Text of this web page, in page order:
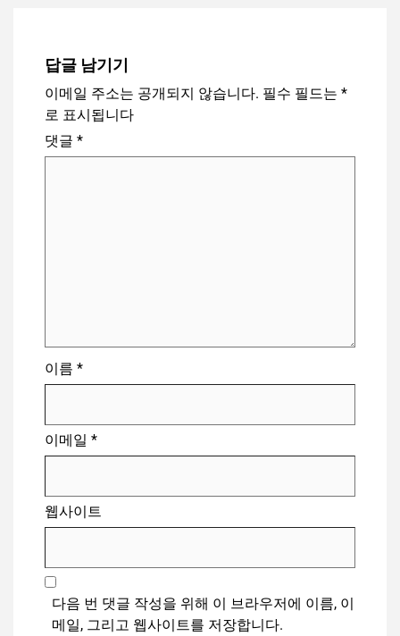
답글 남기기
이메일 주소는 공개되지 않습니다. 필수 필드는 *
로 표시됩니다
댓글 *
이름 *
이메일 *
웹사이트
다음 번 댓글 작성을 위해 이 브라우저에 이름, 이
메일, 그리고 웹사이트를 저장합니다.